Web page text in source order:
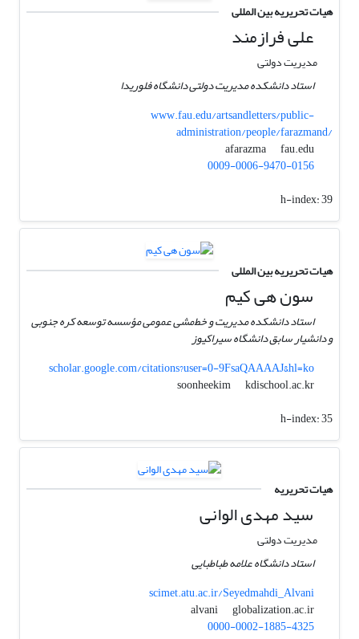
هیات تحریریه بین المللی
علی فرازمند
مدیریت دولتی
استاد دانشکده مدیریت دولتی دانشگاه فلوریدا
www.fau.edu/artsandletters/public-
administration/people/farazmand/
afarazma
fau.edu
0009-0006-9470-0156
h-index:39
هیات تحریریه بین المللی
سون هی کیم
استاد دانشکده مدیریت و خط‌مشی عمومی مؤسسه توسعه کره جنوبی
و دانشیار سابق دانشگاه سیراکیوز
scholar.google.com/citations?user=0-9FsaQAAAAJ&hl=ko
soonheekim
kdischool.ac.kr
h-index:35
هیات تحریریه
سید مهدی الوانی
مدیریت دولتی
استاد دانشگاه علامه طباطبایی
scimet.atu.ac.ir/Seyedmahdi_Alvani
alvani
globalization.ac.ir
0000-0002-1885-4325